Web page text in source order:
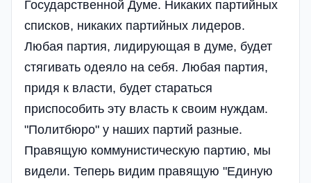
Государственной Думе. Никаких партийных
списков, никаких партийных лидеров.
Любая партия, лидирующая в думе, будет
стягивать одеяло на себя. Любая партия,
придя к власти, будет стараться
приспособить эту власть к своим нуждам.
"Политбюро" у наших партий разные.
Правящую коммунистическую партию, мы
видели. Теперь видим правящую "Единую